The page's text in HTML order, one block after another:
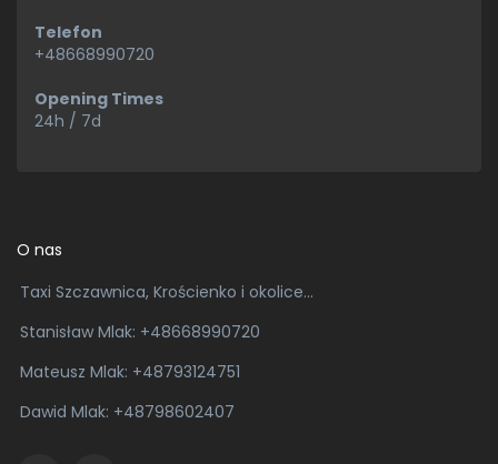
Telefon
+48668990720
Opening Times
24h / 7d
O nas
Taxi Szczawnica, Krościenko i okolice...
Stanisław Mlak: +48668990720
Mateusz Mlak: +48793124751
Dawid Mlak: +48798602407